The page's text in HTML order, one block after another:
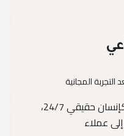
التجربة المجانية
موظف ذكي يرد على عملائك كإنسان حقيقي 24/7،
عملاء